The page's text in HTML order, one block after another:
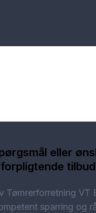
eller
Tømrerforretning VT
sparring og